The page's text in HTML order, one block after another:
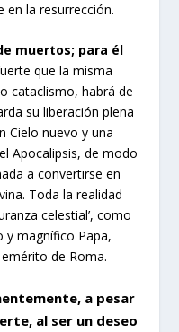
en la resurrección.
muertos; para él
que la misma
cataclismo, habrá de
su liberación plena
Cielo nuevo y una
Apocalipsis, de modo
a convertirse en
Toda la realidad
celestial’, como
y magnífico Papa,
de Roma.
a pesar
al ser un deseo